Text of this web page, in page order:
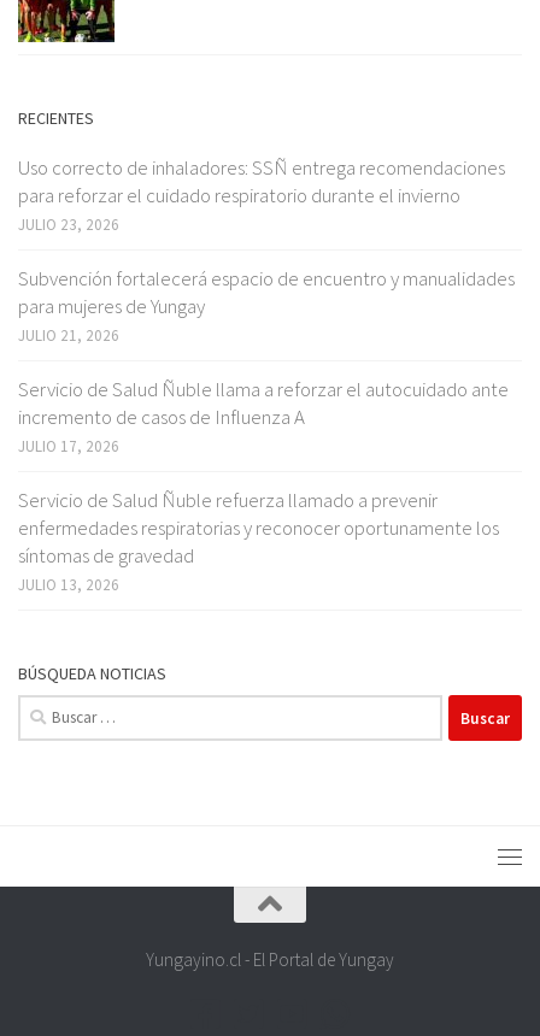
RECIENTES
Uso correcto de inhaladores: SSÑ entrega recomendaciones
para reforzar el cuidado respiratorio durante el invierno
JULIO 23, 2026
Subvención fortalecerá espacio de encuentro y manualidades
para mujeres de Yungay
JULIO 21, 2026
Servicio de Salud Ñuble llama a reforzar el autocuidado ante
incremento de casos de Influenza A
JULIO 17, 2026
Servicio de Salud Ñuble refuerza llamado a prevenir
enfermedades respiratorias y reconocer oportunamente los
síntomas de gravedad
JULIO 13, 2026
BÚSQUEDA NOTICIAS
Buscar:
Yungayino.cl - El Portal de Yungay